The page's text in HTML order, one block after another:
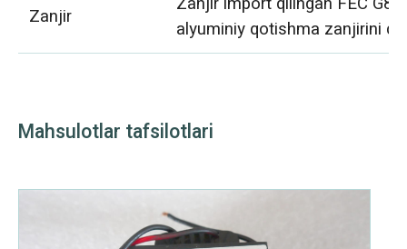
Zanjir
alyuminiy qotishma zanjirini
Mahsulotlar tafsilotlari